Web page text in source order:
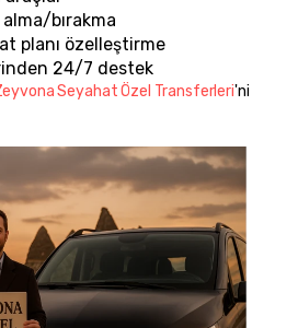
alma/bırakma
planı özelleştirme
24/7 destek
Seyahat Özel Transferleri'ni